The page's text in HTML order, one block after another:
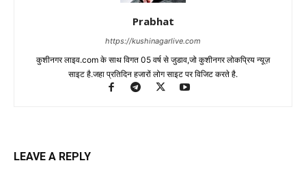
Prabhat
https://kushinagarlive.com
कुशीनगर लाइव.com के साथ विगत 05 वर्ष से जुडाव,जो कुशीनगर लोकप्रिय न्यूज़
साइट है.जहा प्रतिदिन हजारों लोग साइट पर विजिट करते है.
LEAVE A REPLY